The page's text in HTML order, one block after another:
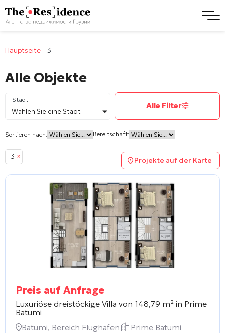
Hauptseite - 3
Alle Objekte
Stadt
Wählen Sie eine Stadt
Alle Filter
Sortieren nach: Bereitschaft:
3 × Projekte auf der Karte
Preis auf Anfrage
Luxuriöse dreistöckige Villa von 148,79 m² in Prime
Batumi
Batumi, Bereich Flughafen
Prime Batumi